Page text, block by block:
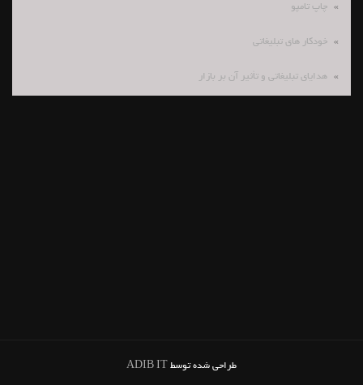
چاپ تامپو
خودکار های تبلیغاتی
هدایای تبلیغاتی و تأثیر آن بر بازار
طراحی شده توسط ADIB IT